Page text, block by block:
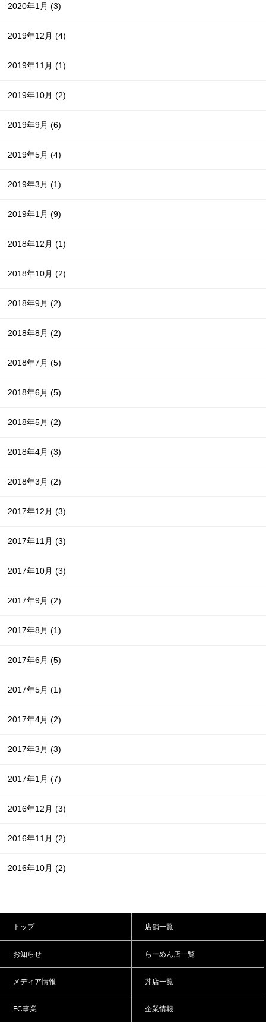
2020年1月(3)
2019年12月(4)
2019年11月(1)
2019年10月(2)
2019年9月(6)
2019年5月(4)
2019年3月(1)
2019年1月(9)
2018年12月(1)
2018年10月(2)
2018年9月(2)
2018年8月(2)
2018年7月(5)
2018年6月(5)
2018年5月(2)
2018年4月(3)
2018年3月(2)
2017年12月(3)
2017年11月(3)
2017年10月(3)
2017年9月(2)
2017年8月(1)
2017年6月(5)
2017年5月(1)
2017年4月(2)
2017年3月(3)
2017年1月(7)
2016年12月(3)
2016年11月(2)
2016年10月(2)
トップ
お知らせ
メディア情報
FC事業
店舗一覧
らーめん店一覧
丼店一覧
企業情報